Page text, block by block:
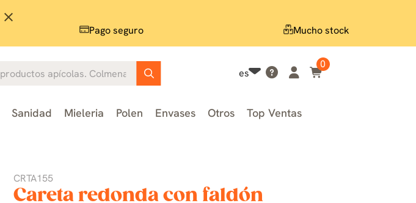
close
Pago seguro Mucho stock
es
0
Sanidad Mieleria Polen Envases Otros Top Ventas
CRTA155
Careta redonda con faldón